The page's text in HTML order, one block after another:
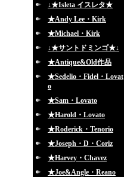
↓★Isleta イスレタ★
★Andy Lee・Kirk
★Michael・Kirk
↓★サントドミンゴ★↓
★Antique&Old作品
★Sedelio・Fidel・Lovat
o
★Sam・Lovato
★Harold・Lovato
★Roderick・Tenorio
★Joseph・D・Coriz
★Harvey・Chavez
★Joe&Angle・Reano